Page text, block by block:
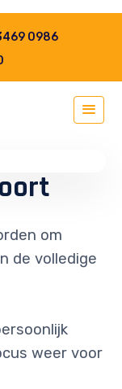
0986
om
de volledige
weer voor